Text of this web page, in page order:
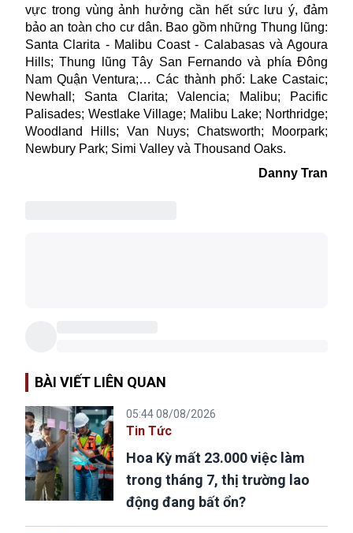
vực trong vùng ảnh hưởng cần hết sức lưu ý, đảm
bảo an toàn cho cư dân. Bao gồm những Thung lũng:
Santa Clarita - Malibu Coast - Calabasas và Agoura
Hills; Thung lũng Tây San Fernando và phía Đông
Nam Quận Ventura;… Các thành phố: Lake Castaic;
Newhall; Santa Clarita; Valencia; Malibu; Pacific
Palisades; Westlake Village; Malibu Lake; Northridge;
Woodland Hills; Van Nuys; Chatsworth; Moorpark;
Newbury Park; Simi Valley và Thousand Oaks.
Danny Tran
BÀI VIẾT LIÊN QUAN
05:44 08/08/2026
Tin Tức
Hoa Kỳ mất 23.000 việc làm
trong tháng 7, thị trường lao
động đang bất ổn?